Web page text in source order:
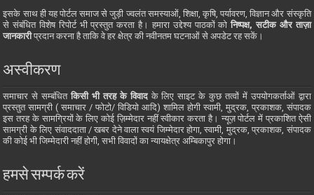
इसके साथ ही यह पोर्टल समाज से जुड़ी ज्वलंत समस्याओं, शिक्षा, कृषि, पर्यावरण, विज्ञान और संस्कृति
से संबंधित विशेष रिपोर्ट भी प्रस्तुत करता है। हमारा उद्देश्य पाठकों कोनिष्पक्ष, सटीक और ताज़ा
जानकारीप्रदान करना है ताकि वे हर क्षेत्र की नवीनतम घटनाओं से अपडेट रह सकें।
अस्वीकरण
समाचार से सम्बंधितकिसी भी तरह के विवादके लिए साइट के कुछ तत्वों में उपयोगकर्ताओं द्वारा
प्रस्तुत सामग्री ( समाचार / फोटो/ विडियो आदि) शामिल होगी स्वामी, मुद्रक, प्रकाशक, संपादक
इस तरह के सामग्रियों के लिए कोई ज़िम्मेदार नहीं स्वीकार करता है। न्यूज़ पोर्टल में प्रकाशित ऐसी
सामग्री के लिए संवाददाता / खबर देने वाला स्वयं जिम्मेदार होगा, स्वामी, मुद्रक, प्रकाशक, संपादक
की कोई भी जिम्मेदारी नहीं होगी, सभी विवादों का न्यायक्षेत्र अम्बिकापुर होगा।
हमसे सम्पर्क करें